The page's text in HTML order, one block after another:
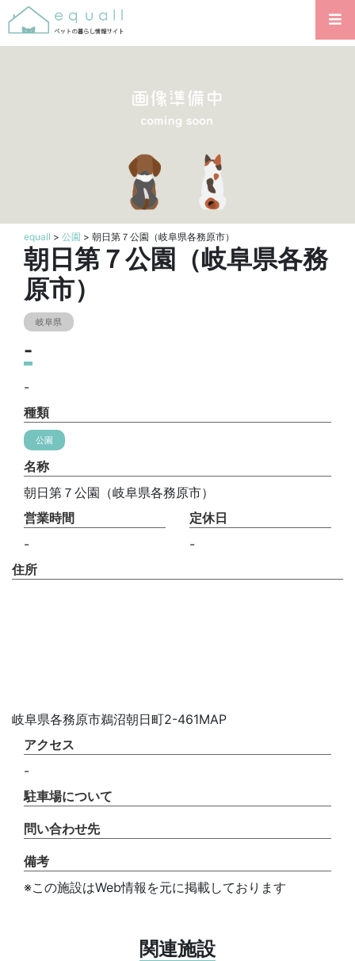
equall > 公園 > 朝日第７公園（岐阜県各務原市）
朝日第７公園（岐阜県各務
原市）
岐阜県
-
-
種類
公園
名称
朝日第７公園（岐阜県各務原市）
営業時間
-
定休日
-
住所
岐阜県各務原市鵜沼朝日町2-461MAP
アクセス
-
駐車場について
問い合わせ先
備考
※この施設はWeb情報を元に掲載しております
関連施設